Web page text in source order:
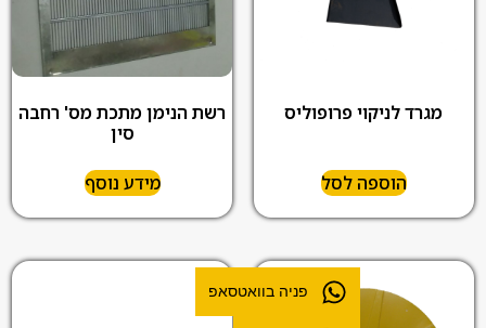
מגרד לניקוי פרופוליס
הוספה לסל
רשת הנימן מתכת מס' רחבה
סין
מידע נוסף
פניה בוואטסאפ